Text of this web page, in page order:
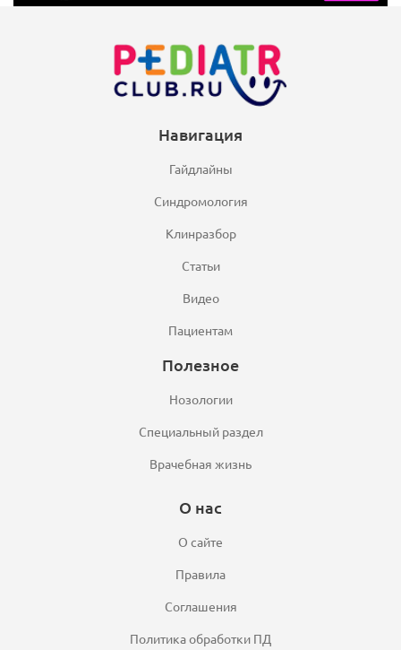
Навигация
Гайдлайны
Синдромология
Клинразбор
Статьи
Видео
Пациентам
Полезное
Нозологии
Специальный раздел
Врачебная жизнь
О нас
О сайте
Правила
Соглашения
Политика обработки ПД